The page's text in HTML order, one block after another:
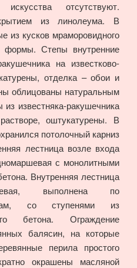
отсутствуют.
из линолеума. В
из кусков мраморовидного
формы. Степы внутренние
на известково-
отделка – обои и
облицованы натуральным
известняка-ракушечника
оштукатурены. В
потолочный карниз
лестница возле входа
с монолитными
Внутренняя лестница
выполнена по
со ступенями из
бетона. Ограждение
балясин, на которые
перила простого
окрашены масляной